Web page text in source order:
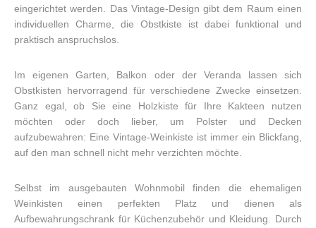
eingerichtet werden. Das Vintage-Design gibt dem Raum einen
individuellen Charme, die Obstkiste ist dabei funktional und
praktisch anspruchslos.
Im eigenen Garten, Balkon oder der Veranda lassen sich
Obstkisten hervorragend für verschiedene Zwecke einsetzen.
Ganz egal, ob Sie eine Holzkiste für Ihre Kakteen nutzen
möchten oder doch lieber, um Polster und Decken
aufzubewahren: Eine Vintage-Weinkiste ist immer ein Blickfang,
auf den man schnell nicht mehr verzichten möchte.
Selbst im ausgebauten Wohnmobil finden die ehemaligen
Weinkisten einen perfekten Platz und dienen als
Aufbewahrungschrank für Küchenzubehör und Kleidung. Durch